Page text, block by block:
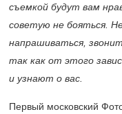
съемкой будут вам
советую не бояться.
напрашиваться,
так как от этого
и узнают о вас.
Первый московский